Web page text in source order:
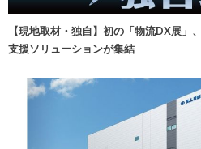
【現地取材・独自】初の「物流DX展」
支援ソリューションが集結